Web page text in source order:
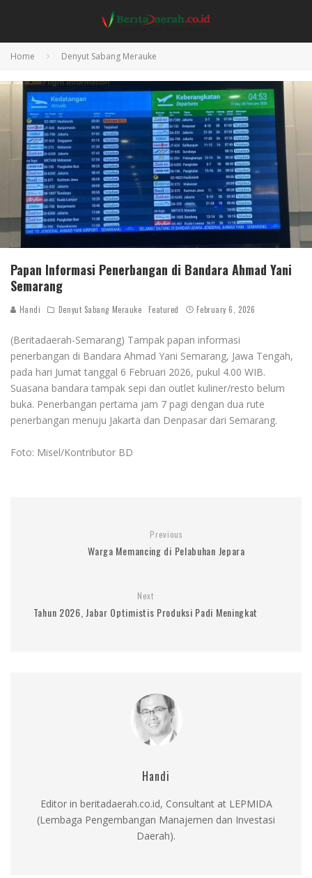
Home Denyut Sabang Merauke
Papan Informasi Penerbangan di Bandara Ahmad Yani
Semarang
Handi Denyut Sabang Merauke Featured February 6, 2026
(Beritadaerah-Semarang) Tampak papan informasi
penerbangan di Bandara Ahmad Yani Semarang, Jawa Tengah,
pada hari Jumat tanggal 6 Februari 2026, pukul 4.00 WIB.
Suasana bandara tampak sepi dan outlet kuliner/resto belum
buka. Penerbangan pertama jam 7 pagi dengan dua rute
penerbangan menuju Jakarta dan Denpasar dari Semarang.
Foto: Misel/Kontributor BD
Previous
Warga Memancing di Pelabuhan Jepara
Next
Tahun 2026, Jabar Optimistis Produksi Padi Meningkat
Handi
Editor in beritadaerah.co.id, Consultant at LEPMIDA
(Lembaga Pengembangan Manajemen dan Investasi
Daerah).